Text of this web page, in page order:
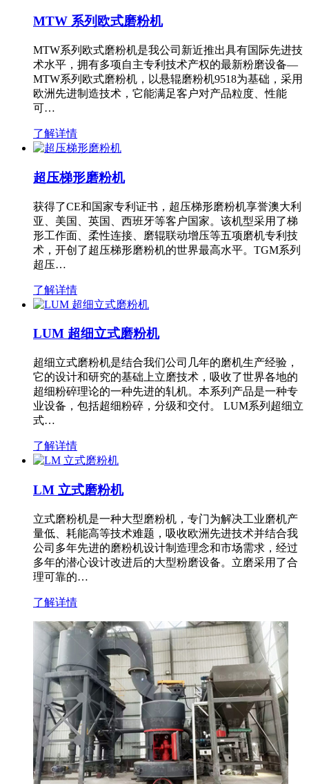
MTW 系列欧式磨粉机
MTW系列欧式磨粉机是我公司新近推出具有国际先进技
术水平，拥有多项自主专利技术产权的最新粉磨设备—
MTW系列欧式磨粉机，以悬辊磨粉机9518为基础，采用
欧洲先进制造技术，它能满足客户对产品粒度、性能
可…
了解详情
超压梯形磨粉机
获得了CE和国家专利证书，超压梯形磨粉机享誉澳大利
亚、美国、英国、西班牙等客户国家。该机型采用了梯
形工作面、柔性连接、磨辊联动增压等五项磨机专利技
术，开创了超压梯形磨粉机的世界最高水平。TGM系列
超压…
了解详情
LUM 超细立式磨粉机
超细立式磨粉机是结合我们公司几年的磨机生产经验，
它的设计和研究的基础上立磨技术，吸收了世界各地的
超细粉碎理论的一种先进的轧机。本系列产品是一种专
业设备，包括超细粉碎，分级和交付。 LUM系列超细立
式…
了解详情
LM 立式磨粉机
立式磨粉机是一种大型磨粉机，专门为解决工业磨机产
量低、耗能高等技术难题，吸收欧洲先进技术并结合我
公司多年先进的磨粉机设计制造理念和市场需求，经过
多年的潜心设计改进后的大型粉磨设备。立磨采用了合
理可靠的…
了解详情